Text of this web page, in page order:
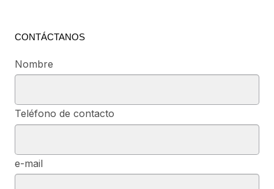
CONTÁCTANOS
Nombre
Teléfono de contacto
e-mail